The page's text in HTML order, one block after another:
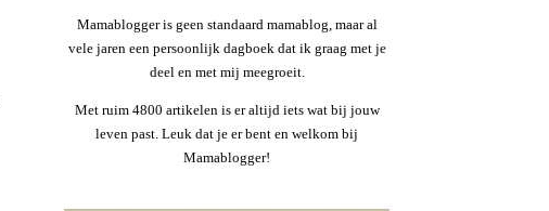
Mamablogger is geen standaard mamablog, maar al
vele jaren een persoonlijk dagboek dat ik graag met je
deel en met mij meegroeit.
Met ruim 4800 artikelen is er altijd iets wat bij jouw
leven past. Leuk dat je er bent en welkom bij
Mamablogger!